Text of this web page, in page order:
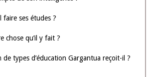
livre LVII L’abbaye de Thélème, une
ici par Rabelais incarne une utopie basée sur
LA LOGIQUE DU RENVERSEMENT